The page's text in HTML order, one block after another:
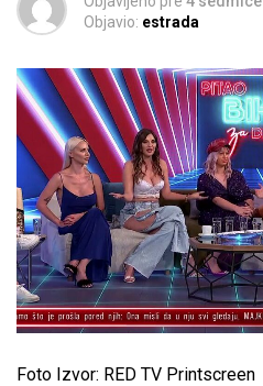
Objavio: estrada
Foto Izvor: RED TV Printscreen